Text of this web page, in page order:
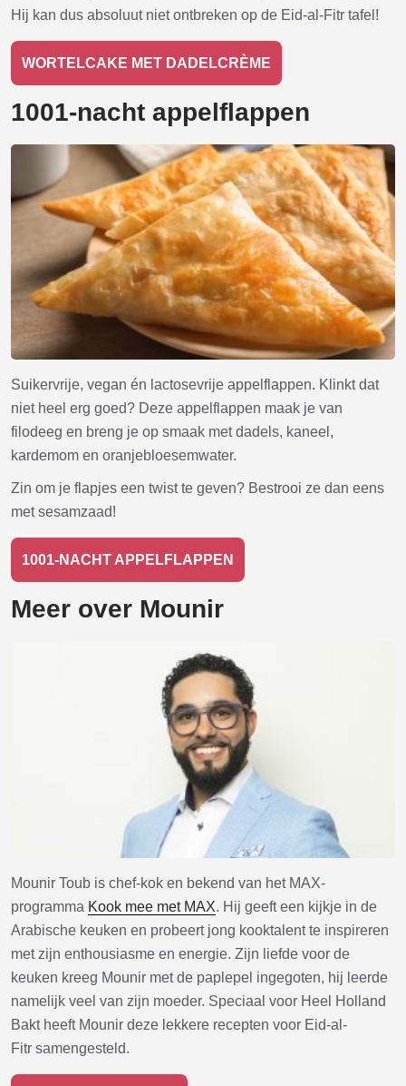
Hij kan dus absoluut niet ontbreken op de Eid-al-Fitr tafel!
WORTELCAKE MET DADELCRÈME
1001-nacht appelflappen
Suikervrije, vegan én lactosevrije appelflappen. Klinkt dat
niet heel erg goed? Deze appelflappen maak je van
filodeeg en breng je op smaak met dadels, kaneel,
kardemom en oranjebloesemwater.
Zin om je flapjes een twist te geven? Bestrooi ze dan eens
met sesamzaad!
1001-NACHT APPELFLAPPEN
Meer over Mounir
Mounir Toub is chef-kok en bekend van het MAX-
programma Kook mee met MAX. Hij geeft een kijkje in de
Arabische keuken en probeert jong kooktalent te inspireren
met zijn enthousiasme en energie. Zijn liefde voor de
keuken kreeg Mounir met de paplepel ingegoten, hij leerde
namelijk veel van zijn moeder. Speciaal voor Heel Holland
Bakt heeft Mounir deze lekkere recepten voor Eid-al-
Fitr samengesteld.